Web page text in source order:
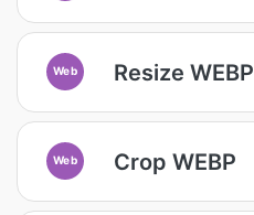
Web Resize WEBP
Web Crop WEBP